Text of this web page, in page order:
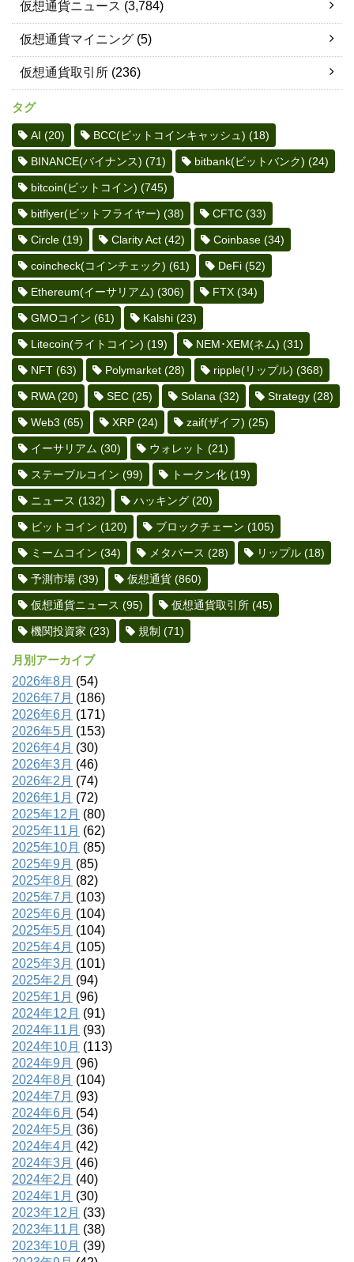
仮想通貨ニュース (3,784)
仮想通貨マイニング (5)
仮想通貨取引所 (236)
タグ
AI (20) BCC(ビットコインキャッシュ) (18)
BINANCE(バイナンス) (71) bitbank(ビットバンク) (24)
bitcoin(ビットコイン) (745)
bitflyer(ビットフライヤー) (38) CFTC (33)
Circle (19) Clarity Act (42) Coinbase (34)
coincheck(コインチェック) (61) DeFi (52)
Ethereum(イーサリアム) (306) FTX (34)
GMOコイン (61) Kalshi (23)
Litecoin(ライトコイン) (19) NEM･XEM(ネム) (31)
NFT (63) Polymarket (28) ripple(リップル) (368)
RWA(20) SEC (25) Solana (32) Strategy (28)
Web3 (65) XRP (24) zaif(ザイフ) (25)
イーサリアム (30) ウォレット (21)
ステーブルコイン (99) トークン化 (19)
ニュース (132) ハッキング (20)
ビットコイン (120) ブロックチェーン (105)
ミームコイン (34) メタバース (28) リップル (18)
予測市場 (39) 仮想通貨 (860)
仮想通貨ニュース (95) 仮想通貨取引所 (45)
機関投資家 (23) 規制 (71)
月別アーカイブ
2026年8月 (54)
2026年7月 (186)
2026年6月 (171)
2026年5月 (153)
2026年4月 (30)
2026年3月 (46)
2026年2月 (74)
2026年1月 (72)
2025年12月 (80)
2025年11月 (62)
2025年10月 (85)
2025年9月 (85)
2025年8月 (82)
2025年7月 (103)
2025年6月 (104)
2025年5月 (104)
2025年4月 (105)
2025年3月 (101)
2025年2月 (94)
2025年1月 (96)
2024年12月 (91)
2024年11月 (93)
2024年10月 (113)
2024年9月 (96)
2024年8月 (104)
2024年7月 (93)
2024年6月 (54)
2024年5月 (36)
2024年4月 (42)
2024年3月 (46)
2024年2月 (40)
2024年1月 (30)
2023年12月 (33)
2023年11月 (38)
2023年10月 (39)